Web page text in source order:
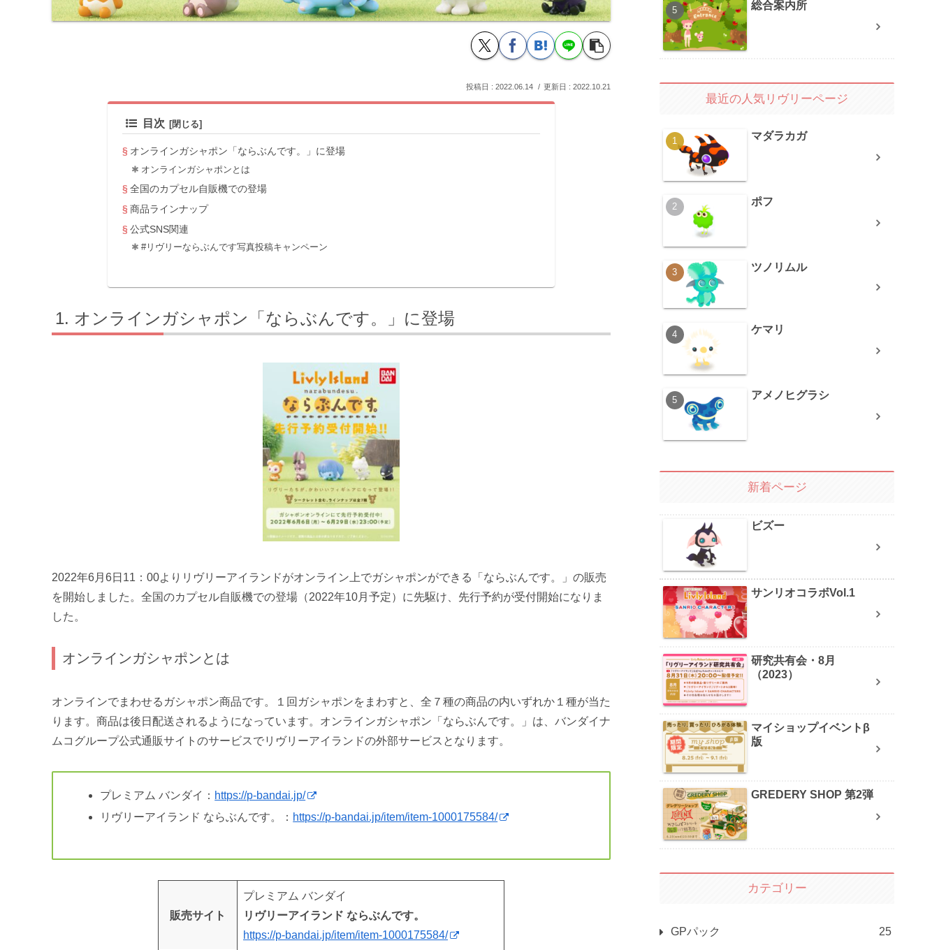
2022.06.14 2022.10.21
目次
オンラインガシャポン「ならぶんです。」に登場
オンラインガシャポンとは
全国のカプセル自販機での登場
商品ラインナップ
公式SNS関連
#リヴリーならぶんです写真投稿キャンペーン
オンラインガシャポン「ならぶんです。」に登場
2022年6月6日11：00よりリヴリーアイランドがオンライン上でガシャポンができる「ならぶんです。」の販売
を開始しました。全国のカプセル自販機での登場（2022年10月予定）に先駆け、先行予約が受付開始になりま
した。
オンラインガシャポンとは
オンラインでまわせるガシャポン商品です。１回ガシャポンをまわすと、全７種の商品の内いずれか１種が当た
ります。商品は後日配送されるようになっています。オンラインガシャポン「ならぶんです。」は、バンダイナ
ムコグループ公式通販サイトのサービスでリヴリーアイランドの外部サービスとなります。
プレミアム バンダイ： https://p-bandai.jp/
リヴリーアイランド ならぶんです。： https://p-bandai.jp/item/item-1000175584/
販売サイト
プレミアム バンダイ
リヴリーアイランド ならぶんです。
https://p-bandai.jp/item/item-1000175584/
総合案内所
最近の人気リヴリーページ
マダラカガ
ポフ
ツノリムル
ケマリ
アメノヒグラシ
新着ページ
ビズー
サンリオコラボVol.1
研究共有会・8月
（2023）
マイショップイベントβ
版
GREDERY SHOP 第2弾
カテゴリー
GPパック 25